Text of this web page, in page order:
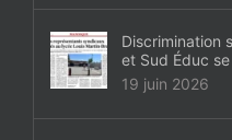
Discrimination
et Sud Éduc
19 juin 2026